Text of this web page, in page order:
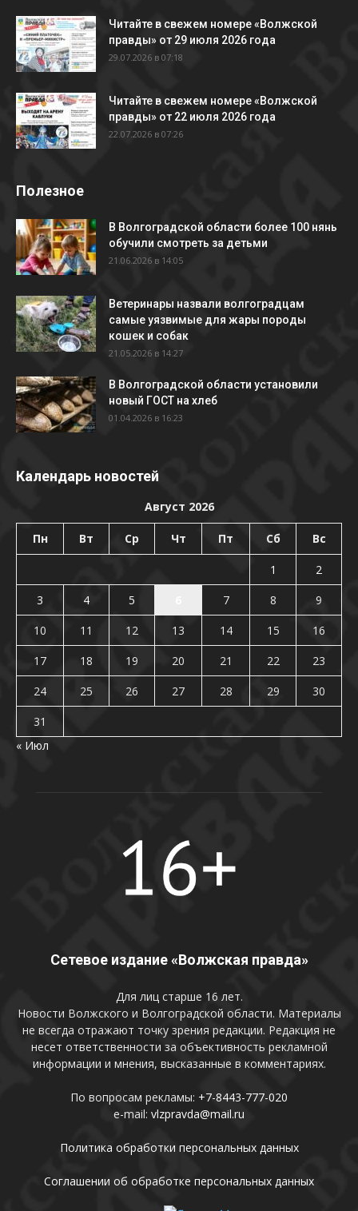
Читайте в свежем номере «Волжской
правды» от 29 июля 2026 года
29.07.2026 в 07:18
Читайте в свежем номере «Волжской
правды» от 22 июля 2026 года
22.07.2026 в 07:26
Полезное
В Волгоградской области более 100 нянь
обучили смотреть за детьми
21.06.2026 в 14:05
Ветеринары назвали волгоградцам
самые уязвимые для жары породы
кошек и собак
21.05.2026 в 14:27
В Волгоградской области установили
новый ГОСТ на хлеб
01.04.2026 в 16:23
Календарь новостей
Август 2026
Пн Вт Ср Чт Пт Сб Вс
1
2
3
4 5 7 8
9
10
11 12 13 14 15
16
17
18 19 20 21 22
23
24
25 26 27 28 29
30
31
« Июл
Сетевое издание «Волжская правда»
Для лиц старше 16 лет.
Новости Волжского и Волгоградской области. Материалы
не всегда отражают точку зрения редакции. Редакция не
несет ответственности за объективность рекламной
информации и мнения, высказанные в комментариях.
По вопросам рекламы: +7-8443-777-020
e-mail: vlzpravda@mail.ru
Политика обработки персональных данных
Соглашении об обработке персональных данных